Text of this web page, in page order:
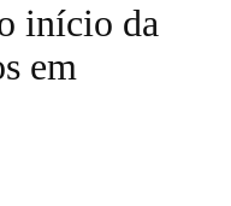
início da
em